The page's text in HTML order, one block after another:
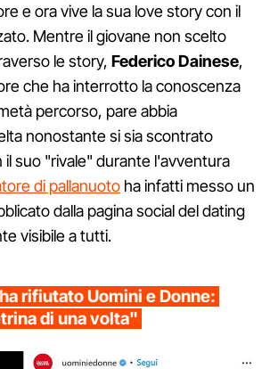
e ora vive la sua love story con il
Mentre il giovane non scelto
le story, FedericoDainese,
che ha interrotto la conoscenza
percorso, pare abbia
nonostante si sia scontrato
suo "rivale" durante l'avventura
di pallanuoto ha infatti messo un
dalla pagina social del dating
visibile a tutti.
rifiutato Uomini e Donne:
di una volta"